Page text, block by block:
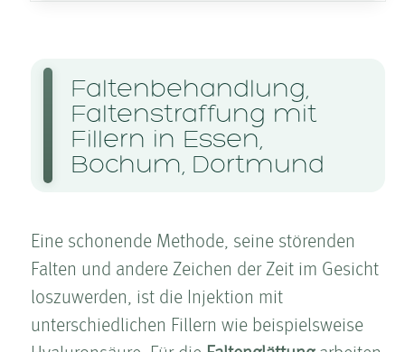
Falten­behandlung,
Falten­straffung mit
Fillern in Essen,
Bochum, Dortmund
Eine schonende Methode, seine störenden
Falten­ und andere Zeichen der Zeit im Gesicht
loszuwerden, ist die Injektion mit
unterschiedlichen Fillern wie beispielsweise